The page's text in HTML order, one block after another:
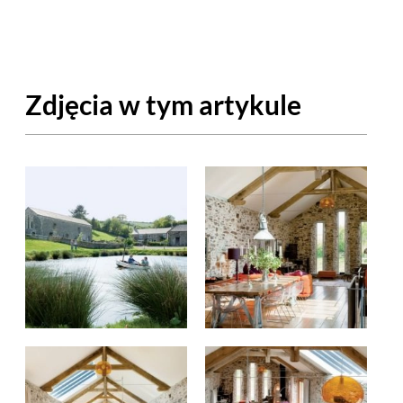
Zdjęcia w tym artykule
APTECZKA
RZEMIOSŁO
ZUPY
INNE